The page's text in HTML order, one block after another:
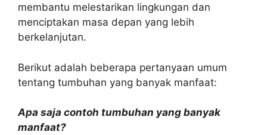
membantu melestarikan lingkungan dan
menciptakan masa depan yang lebih
berkelanjutan.
Berikut adalah beberapa pertanyaan umum
tentang tumbuhan yang banyak manfaat:
Apa saja contoh tumbuhan yang banyak
manfaat?